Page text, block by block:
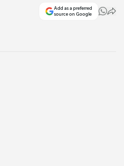
Add as a preferred
source on Google